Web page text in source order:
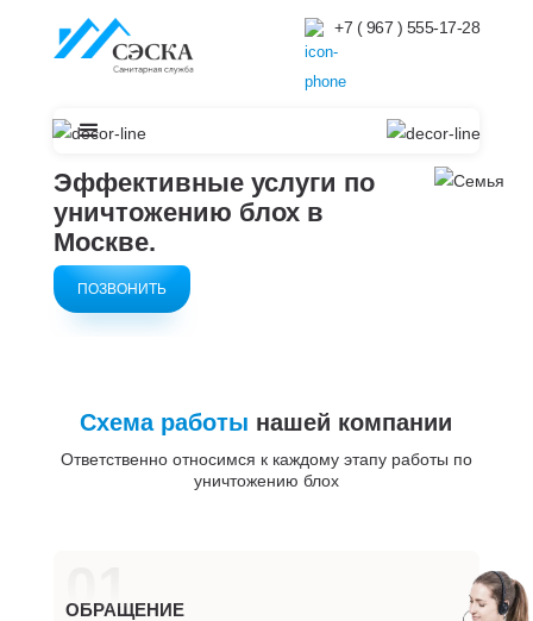
+7 ( 967 ) 555-17-28
Эффективные услуги по
уничтожению блох в
Москве.
ПОЗВОНИТЬ
Схема работы нашей компании
Ответственно относимся к каждому этапу работы по
уничтожению блох
01
ОБРАЩЕНИЕ